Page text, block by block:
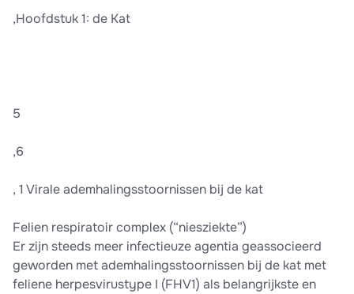
,Hoofdstuk 1: de Kat
5
,6
, 1 Virale ademhalingsstoornissen bij de kat
Felien respiratoir complex (“niesziekte”)
Er zijn steeds meer infectieuze agentia geassocieerd
geworden met ademhalingsstoornissen bij de kat met
feliene herpesvirustype I (FHV1) als belangrijkste en